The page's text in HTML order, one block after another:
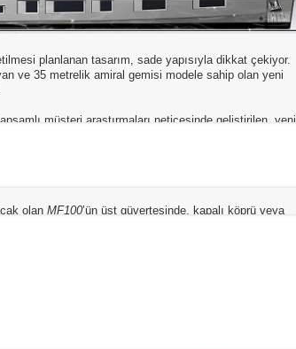
planlanan tasarım, sade yapısıyla dikkat çekiyor.
ve 35 metrelik amiral gemisi modele sahip olan yeni
müşteri araştırmaları neticesinde geliştirilen, yeni
John Olson da yer aldı. Tüm bu çalışmaların
sunan, “pazara uygun” bir konsept ortaya çıkarıldı.
olan MF100’ün üst güvertesinde, kapalı köprü veya
sunulacak.